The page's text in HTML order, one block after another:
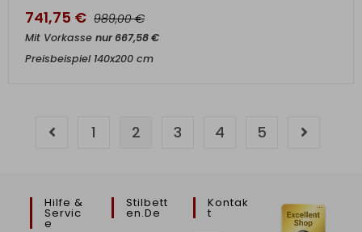
741,75 € 989,00€
Mit Vorkasse nur667,58€
Preisbeispiel 140x200 cm
1 2 3 4 5
Hilfe &
Servic
E
Stilbett
En.de
Kontak
T